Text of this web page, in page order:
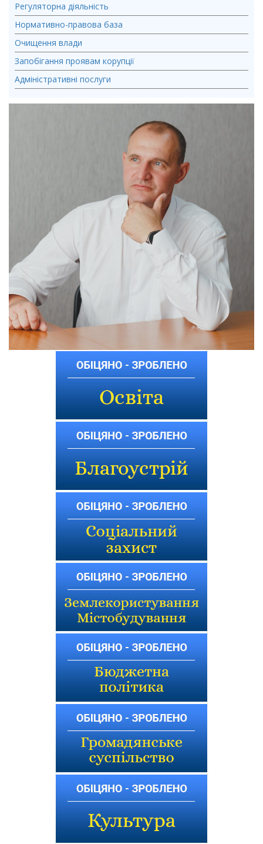
Регуляторна діяльність
Нормативно-правова база
Очищення влади
Запобігання проявам корупції
Адміністративні послуги